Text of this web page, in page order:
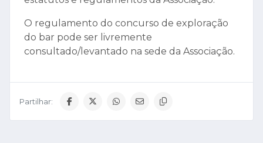
O regulamento do concurso de exploração
do bar pode ser livremente
consultado/levantado na sede da Associação.
Partilhar: